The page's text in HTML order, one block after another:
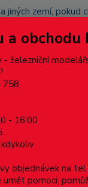
jiných zemí,
znovu s
objednávky.
obchodu
železniční
758
- 16:00
objednávek na
umět pomoci,